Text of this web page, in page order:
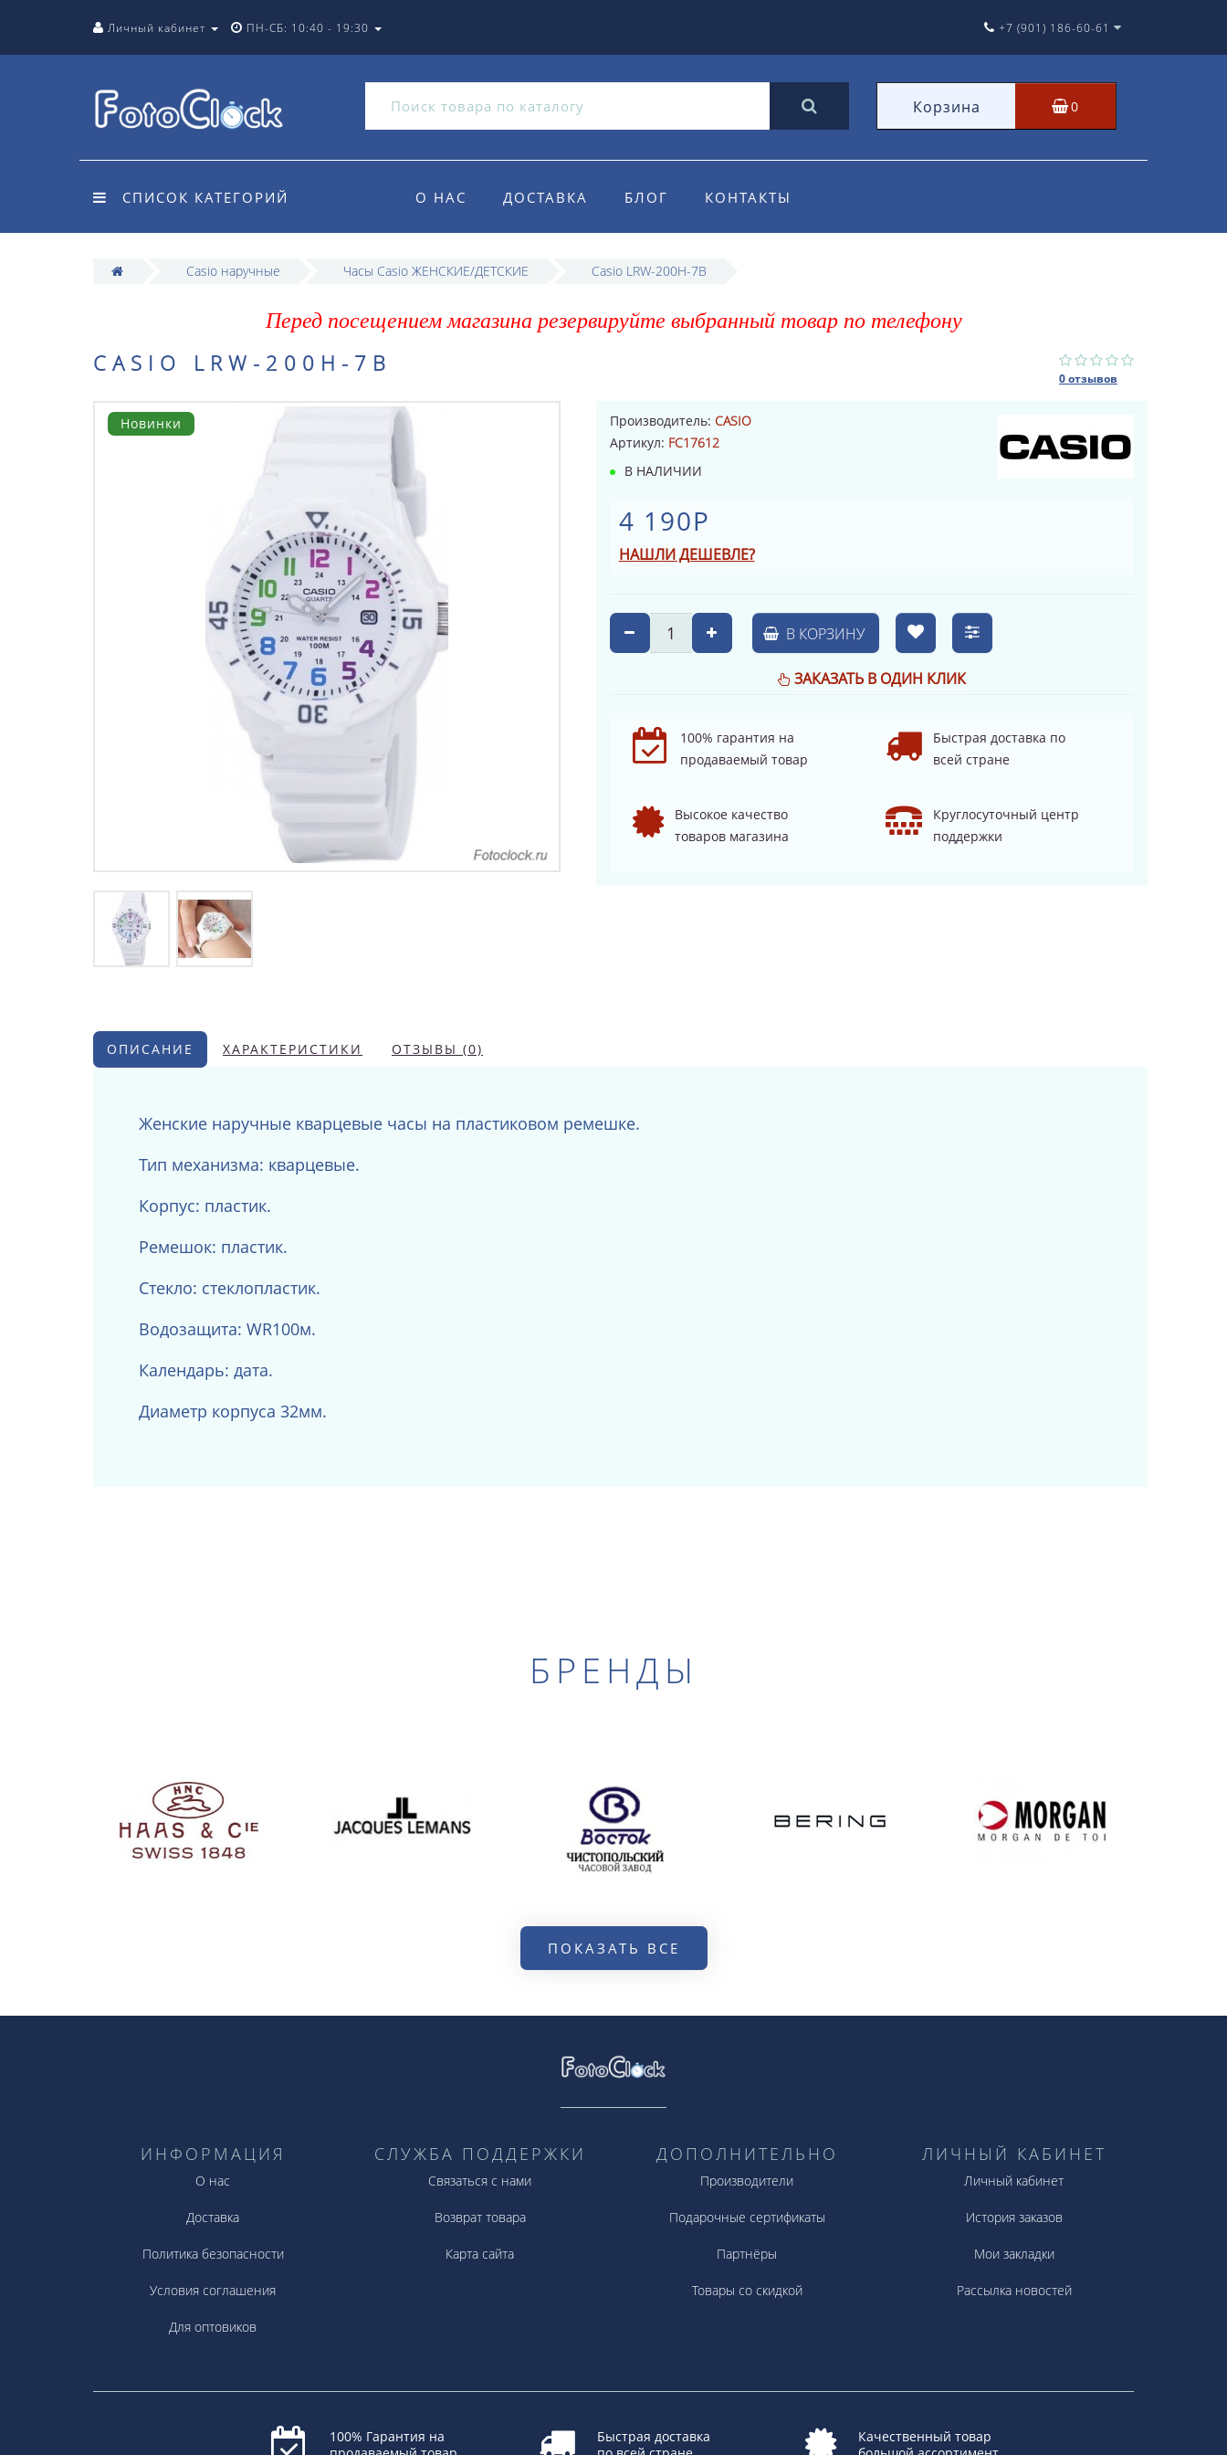
Личный кабинет ПН-СБ: 10:40 - 19:30 +7 (901) 186-60-61
Корзина 0
СПИСОК КАТЕГОРИЙ О НАС ДОСТАВКА БЛОГ КОНТАКТЫ
Casio наручные Часы Casio ЖЕНСКИЕ/ДЕТСКИЕ Casio LRW-200H-7B
Перед посещением магазина резервируйте выбранный товар по телефону
CASIO LRW-200H-7B
0 отзывов
Новинки Производитель: CASIO
Артикул: FC17612
В НАЛИЧИИ
4 190Р
НАШЛИ ДЕШЕВЛЕ?
В КОРЗИНУ
ЗАКАЗАТЬ В ОДИН КЛИК
100% гарантия на
продаваемый товар
Быстрая доставка по
всей стране
Высокое качество
товаров магазина
Круглосуточный центр
поддержки
ОПИСАНИЕ ХАРАКТЕРИСТИКИ ОТЗЫВЫ (0)
Женские наручные кварцевые часы на пластиковом ремешке.
Тип механизма: кварцевые.
Корпус: пластик.
Ремешок: пластик.
Стекло: стеклопластик.
Водозащита: WR100м.
Календарь: дата.
Диаметр корпуса 32мм.
БРЕНДЫ
ПОКАЗАТЬ ВСЕ
ИНФОРМАЦИЯ
О нас
Доставка
Политика безопасности
Условия соглашения
Для оптовиков
СЛУЖБА ПОДДЕРЖКИ
Связаться с нами
Возврат товара
Карта сайта
ДОПОЛНИТЕЛЬНО
Производители
Подарочные сертификаты
Партнёры
Товары со скидкой
ЛИЧНЫЙ КАБИНЕТ
Личный кабинет
История заказов
Мои закладки
Рассылка новостей
100% Гарантия на
Быстрая доставка
Качественный товар